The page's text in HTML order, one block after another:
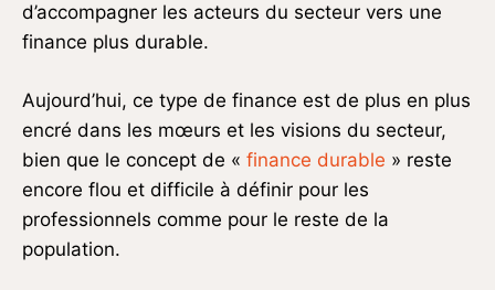
d’accompagner les acteurs du secteur vers une
finance plus durable.
Aujourd’hui, ce type de finance est de plus en plus
encré dans les mœurs et les visions du secteur,
bien que le concept de « finance durable » reste
encore flou et difficile à définir pour les
professionnels comme pour le reste de la
population.